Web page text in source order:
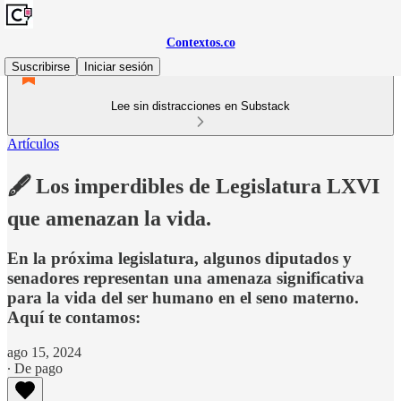
Contextos.co
Suscribirse
Iniciar sesión
Lee sin distracciones en Substack
Artículos
🖋️ Los imperdibles de Legislatura LXVI
que amenazan la vida.
En la próxima legislatura, algunos diputados y
senadores representan una amenaza significativa
para la vida del ser humano en el seno materno.
Aquí te contamos:
ago 15, 2024
∙ De pago